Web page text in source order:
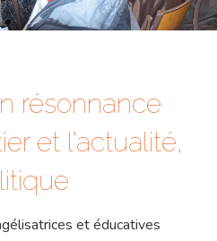
résonnance
et l’actualité,
et éducatives